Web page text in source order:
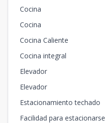
Cocina
Cocina
Cocina Caliente
Cocina integral
Elevador
Elevador
Estacionamiento techado
Facilidad para estacionarse